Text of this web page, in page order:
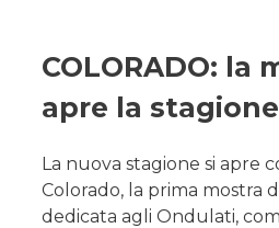
COLORADO: la
apre la stagione
La nuova stagione si apre
Colorado, la prima mostra
dedicata agli Ondulati,